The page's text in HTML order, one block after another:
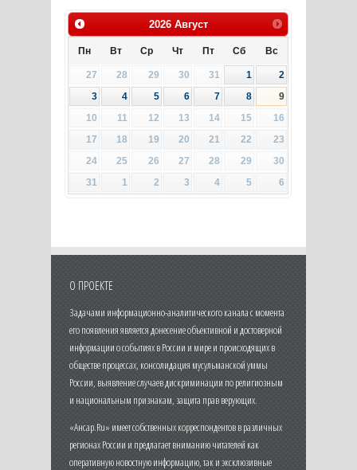
2026 Август
Пн Вт Ср Чт Пт Сб Вс
27 28 29 30 31 1
2
3
4 5 6 7 8
9
10
11 12 13 14 15
16
17
18 19 20 21 22
23
24
25 26 27 28 29
30
31
1 2 3 4 5 6
О ПРОЕКТЕ
Задачами информационно-аналитического канала с момента
его появления является донесение объективной и достоверной
информации о событиях в России и мире и происходящих в
обществе процессах, консолидация мусульманской уммы
России, выявление случаев дискриминации по религиозным
и национальным признакам, защита прав верующих.
«Ансар.Ru» имеет собственных корреспондентов в различных
регионах России и предлагает вниманию читателей как
оперативную новостную информацию, так и эксклюзивные